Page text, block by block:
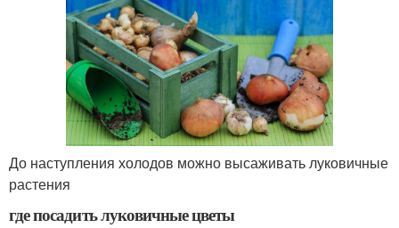
До наступления холодов можно высаживать луковичные
растения
где посадить луковичные цветы